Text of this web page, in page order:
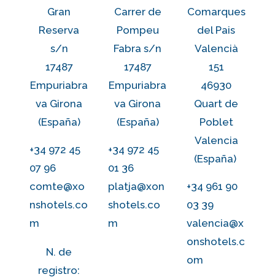
Gran
Reserva
s/n
17487
Empuriabra
va Girona
(España)
+34 972 45
07 96
comte@xo
nshotels.co
m
N. de
registro:
Carrer de
Pompeu
Fabra s/n
17487
Empuriabra
va Girona
(España)
+34 972 45
01 36
platja@xon
shotels.co
m
Comarques
del Pais
Valencià
151
46930
Quart de
Poblet
Valencia
(España)
+34 961 90
03 39
valencia@x
onshotels.c
om